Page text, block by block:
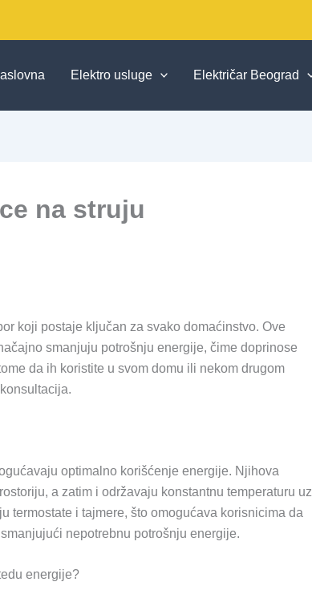
Elektro usluge Električar Beograd
na struju
koji postaje ključan za svako domaćinstvo. Ove
smanjuju potrošnju energije, čime doprinose
da ih koristite u svom domu ili nekom drugom
optimalno korišćenje energije. Njihova
a zatim i održavaju konstantnu temperaturu uz
termostate i tajmere, što omogućava korisnicima da
nepotrebnu potrošnju energije.
energije?